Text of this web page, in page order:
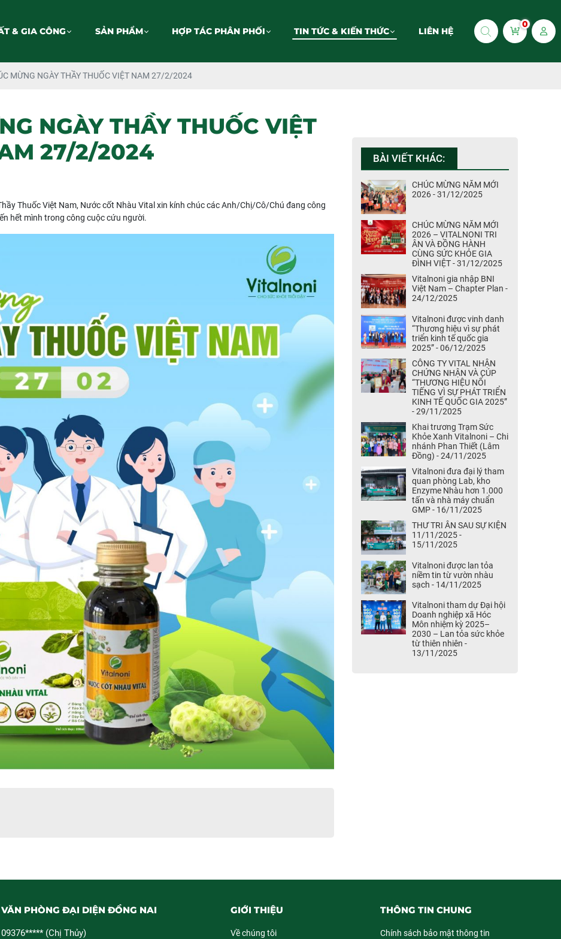
& GIA CÔNG SẢN PHẨM HỢP TÁC PHÂN PHỐI TIN TỨC & KIẾN THỨC LIÊN HỆ
0
MỪNG NGÀY THẦY THUỐC VIỆT NAM 27/2/2024
NGÀY THẦY THUỐC VIỆT
27/2/2024
Thuốc Việt Nam, Nước cốt Nhàu Vital xin kính chúc các Anh/Chị/Cô/Chú đang công
hết mình trong công cuộc cứu người.
BÀI VIẾT KHÁC:
CHÚC MỪNG NĂM MỚI
2026 - 31/12/2025
CHÚC MỪNG NĂM MỚI
2026 – VITALNONI TRI
ÂN VÀ ĐỒNG HÀNH
CÙNG SỨC KHỎE GIA
ĐÌNH VIỆT - 31/12/2025
Vitalnoni gia nhập BNI
Việt Nam – Chapter Plan -
24/12/2025
Vitalnoni được vinh danh
“Thương hiệu vì sự phát
triển kinh tế quốc gia
2025” - 06/12/2025
CÔNG TY VITAL NHẬN
CHỨNG NHẬN VÀ CÚP
“THƯƠNG HIỆU NỔI
TIẾNG VÌ SỰ PHÁT TRIỂN
KINH TẾ QUỐC GIA 2025”
- 29/11/2025
Khai trương Trạm Sức
Khỏe Xanh Vitalnoni – Chi
nhánh Phan Thiết (Lâm
Đồng) - 24/11/2025
Vitalnoni đưa đại lý tham
quan phòng Lab, kho
Enzyme Nhàu hơn 1.000
tấn và nhà máy chuẩn
GMP - 16/11/2025
THƯ TRI ÂN SAU SỰ KIỆN
11/11/2025 -
15/11/2025
Vitalnoni được lan tỏa
niềm tin từ vườn nhàu
sạch - 14/11/2025
Vitalnoni tham dự Đại hội
Doanh nghiệp xã Hóc
Môn nhiệm kỳ 2025–
2030 – Lan tỏa sức khỏe
từ thiên nhiên -
13/11/2025
VĂN PHÒNG ĐẠI DIỆN ĐỒNG NAI
09376***** (Chị Thủy)
GIỚI THIỆU
Về chúng tôi
THÔNG TIN CHUNG
Chính sách bảo mật thông tin